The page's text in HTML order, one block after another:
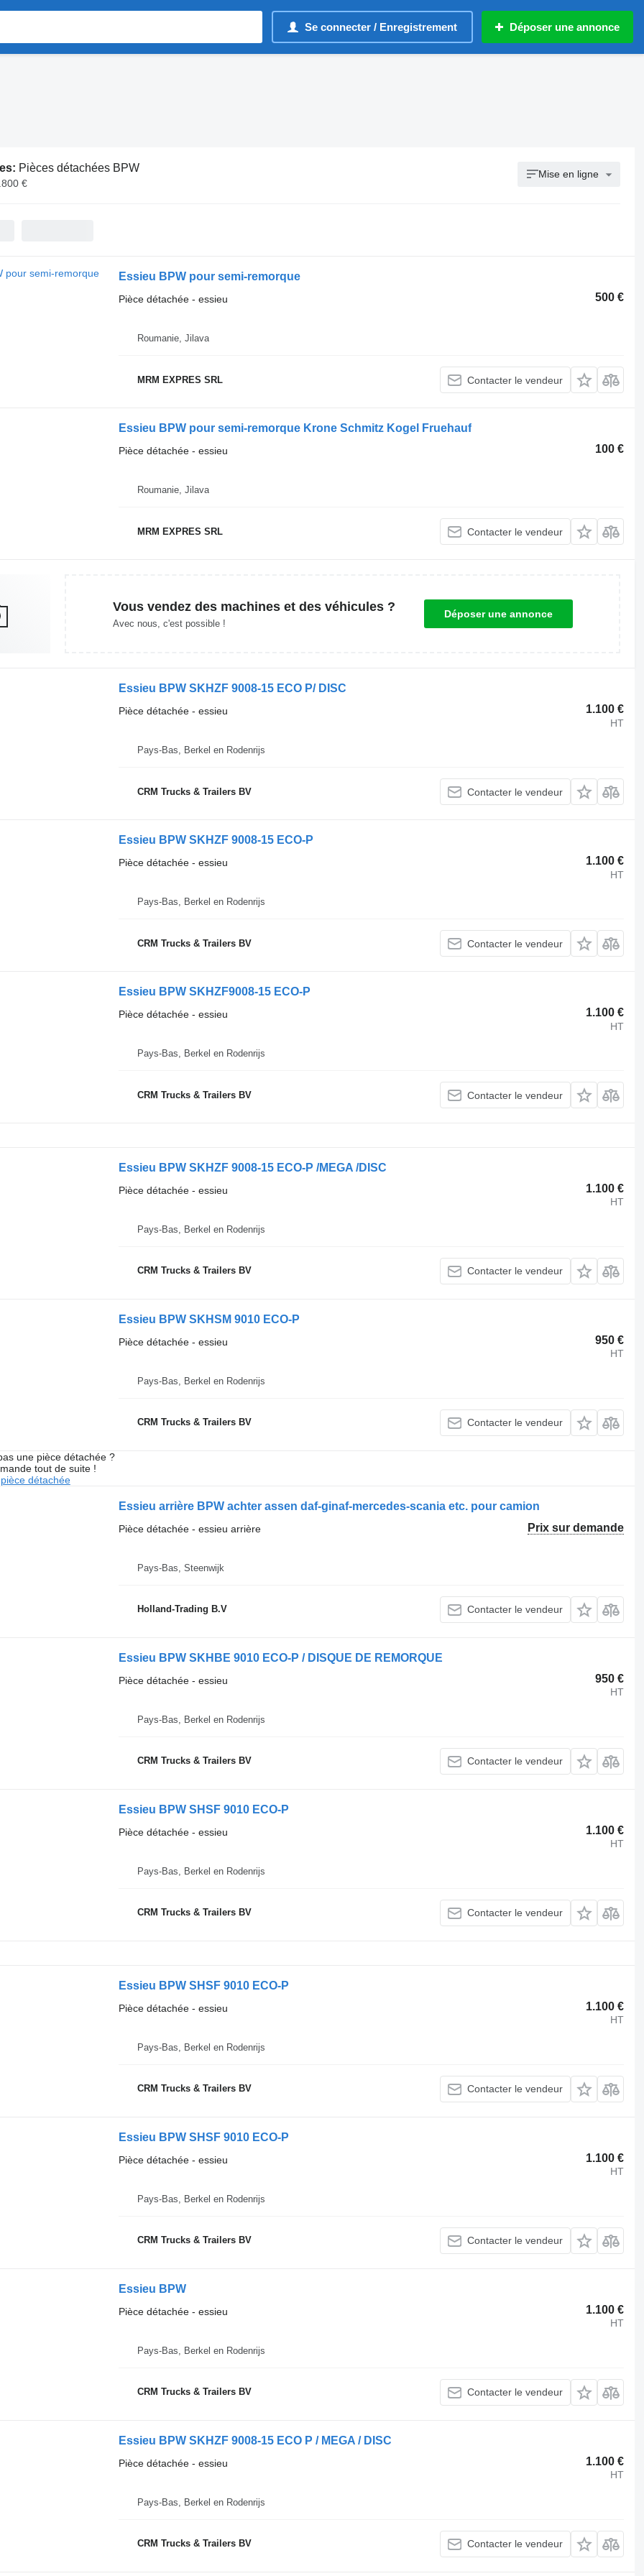
Se connecter / Enregistrement Déposer une annonce
Pièces détachées BPW
€
Mise en ligne
Essieu BPW pour semi-remorque
500 €
Pièce détachée - essieu
Roumanie, Jilava
MRM EXPRES SRL Contacter le vendeur
Essieu BPW pour semi-remorque Krone Schmitz Kogel Fruehauf
100 €
Pièce détachée - essieu
Roumanie, Jilava
MRM EXPRES SRL Contacter le vendeur
Vous vendez des machines et des véhicules ?
Avec nous, c'est possible !
Déposer une annonce
Essieu BPW SKHZF 9008-15 ECO P/ DISC
1.100 €
HT
Pièce détachée - essieu
Pays-Bas, Berkel en Rodenrijs
CRM Trucks & Trailers BV Contacter le vendeur
Essieu BPW SKHZF 9008-15 ECO-P
1.100 €
HT
Pièce détachée - essieu
Pays-Bas, Berkel en Rodenrijs
CRM Trucks & Trailers BV Contacter le vendeur
Essieu BPW SKHZF9008-15 ECO-P
1.100 €
HT
Pièce détachée - essieu
Pays-Bas, Berkel en Rodenrijs
CRM Trucks & Trailers BV Contacter le vendeur
Essieu BPW SKHZF 9008-15 ECO-P /MEGA /DISC
1.100 €
HT
Pièce détachée - essieu
Pays-Bas, Berkel en Rodenrijs
CRM Trucks & Trailers BV Contacter le vendeur
Essieu BPW SKHSM 9010 ECO-P
950 €
HT
Pièce détachée - essieu
Pays-Bas, Berkel en Rodenrijs
CRM Trucks & Trailers BV Contacter le vendeur
une pièce détachée ?
tout de suite !
détachée
Essieu arrière BPW achter assen daf-ginaf-mercedes-scania etc. pour camion
Prix sur demande
Pièce détachée - essieu arrière
Pays-Bas, Steenwijk
Holland-Trading B.V Contacter le vendeur
Essieu BPW SKHBE 9010 ECO-P / DISQUE DE REMORQUE
950 €
HT
Pièce détachée - essieu
Pays-Bas, Berkel en Rodenrijs
CRM Trucks & Trailers BV Contacter le vendeur
Essieu BPW SHSF 9010 ECO-P
1.100 €
HT
Pièce détachée - essieu
Pays-Bas, Berkel en Rodenrijs
CRM Trucks & Trailers BV Contacter le vendeur
Essieu BPW SHSF 9010 ECO-P
1.100 €
HT
Pièce détachée - essieu
Pays-Bas, Berkel en Rodenrijs
CRM Trucks & Trailers BV Contacter le vendeur
Essieu BPW SHSF 9010 ECO-P
1.100 €
HT
Pièce détachée - essieu
Pays-Bas, Berkel en Rodenrijs
CRM Trucks & Trailers BV Contacter le vendeur
Essieu BPW
1.100 €
HT
Pièce détachée - essieu
Pays-Bas, Berkel en Rodenrijs
CRM Trucks & Trailers BV Contacter le vendeur
Essieu BPW SKHZF 9008-15 ECO P / MEGA / DISC
1.100 €
HT
Pièce détachée - essieu
Pays-Bas, Berkel en Rodenrijs
CRM Trucks & Trailers BV Contacter le vendeur